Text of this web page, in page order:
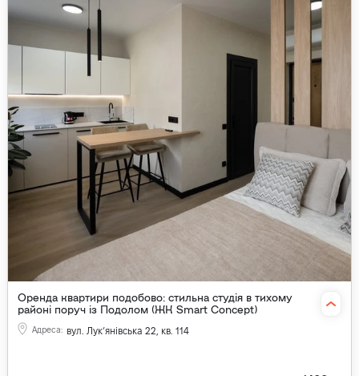
Оренда квартири подобово: стильна студія в тихому
районі поруч із Подолом (ЖК Smart Concept)
Адреса: вул. Лукʼянівська 22, кв. 114